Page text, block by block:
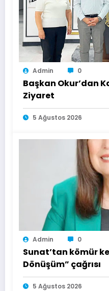
Admin 0
Başkan Okur’dan
Ziyaret
5 Ağustos 2026
Admin 0
Sunat’tan kömür
Dönüşüm” çağrısı
5 Ağustos 2026